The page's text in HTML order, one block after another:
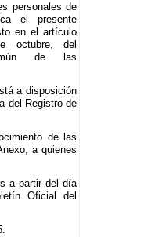
personales de
el presente
en el artículo
del
de las
a disposición
del Registro de
de las
a quienes
a partir del día
Oficial del